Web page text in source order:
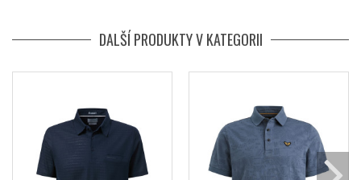
DALŠÍ PRODUKTY V KATEGORII